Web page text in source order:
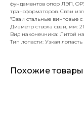
фундаментов опор ЛЭП,
трансформаторов. Сваи
"Сваи стальные винтовые
Диаметр ствола сваи, мм:
Вид наконечника: Литой
Тип лопасти: Узкая лопасть
Похожие товары